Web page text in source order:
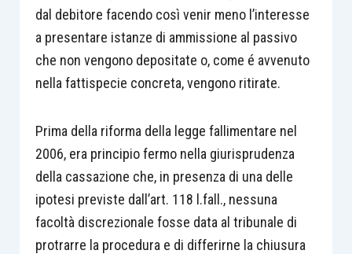
dal debitore facendo così venir meno l’interesse
a presentare istanze di ammissione al passivo
che non vengono depositate o, come é avvenuto
nella fattispecie concreta, vengono ritirate.
Prima della riforma della legge fallimentare nel
2006, era principio fermo nella giurisprudenza
della cassazione che, in presenza di una delle
ipotesi previste dall’art. 118 l.fall., nessuna
facoltà discrezionale fosse data al tribunale di
protrarre la procedura e di differirne la chiusura